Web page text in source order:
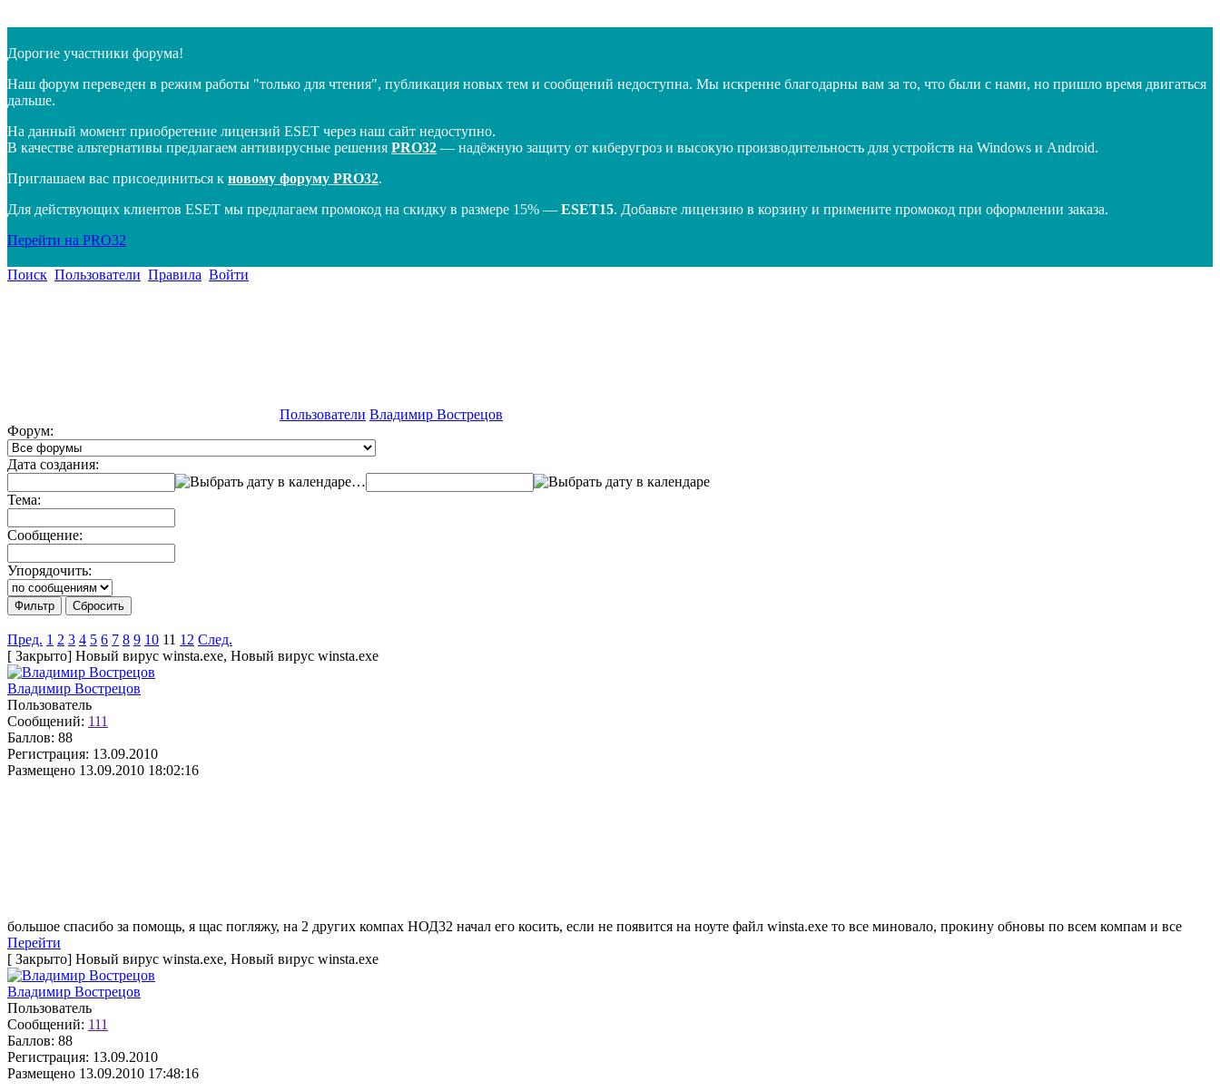
Дорогие участники форума!
Наш форум переведен в режим работы "только для чтения", публикация новых тем и сообщений недоступна. Мы искренне благодарны вам за то, что были с нами, но пришло время двигаться
дальше.
На данный момент приобретение лицензий ESET через наш сайт недоступно.
В качестве альтернативы предлагаем антивирусные решения PRO32 — надёжную защиту от киберугроз и высокую производительность для устройств на Windows и Android.
Приглашаем вас присоединиться к новому форуму PRO32.
Для действующих клиентов ESET мы предлагаем промокод на скидку в размере 15% — ESET15. Добавьте лицензию в корзину и примените промокод при оформлении заказа.
Перейти на PRO32
Поиск Пользователи Правила Войти
Пользователи Владимир Вострецов
Форум:
Дата создания:
…
Тема:
Сообщение:
Упорядочить:
Пред. 1 2 3 4 5 6 7 8 9 10 11 12 След.
[ Закрыто] Новый вирус winsta.exe, Новый вирус winsta.exe
Владимир Вострецов
Пользователь
Сообщений: 111
Баллов: 88
Регистрация: 13.09.2010
Размещено 13.09.2010 18:02:16
большое спасибо за помощь, я щас погляжу, на 2 других компах НОД32 начал его косить, если не появится на ноуте файл winsta.exe то все миновало, прокину обновы по всем компам и все
Перейти
[ Закрыто] Новый вирус winsta.exe, Новый вирус winsta.exe
Владимир Вострецов
Пользователь
Сообщений: 111
Баллов: 88
Регистрация: 13.09.2010
Размещено 13.09.2010 17:48:16